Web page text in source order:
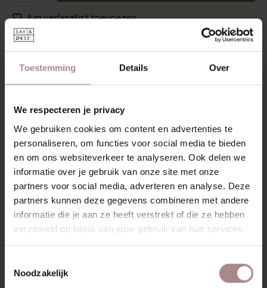
Toestemming Details Over
We respecteren je privacy
We gebruiken cookies om content en advertenties te
personaliseren, om functies voor social media te bieden
en om ons websiteverkeer te analyseren. Ook delen we
informatie over je gebruik van onze site met onze
partners voor social media, adverteren en analyse. Deze
partners kunnen deze gegevens combineren met andere
informatie die je aan ze heeft verstrekt of die ze hebben
verzameld op basis van jouw gebruik van hun services.
Noodzakelijk
Aan verlanglijst toevoegen
Op voorraad:
Levertijd: 2-5 werkdagen
RECENT BEKEKEN
STOFSTAAL BREMA